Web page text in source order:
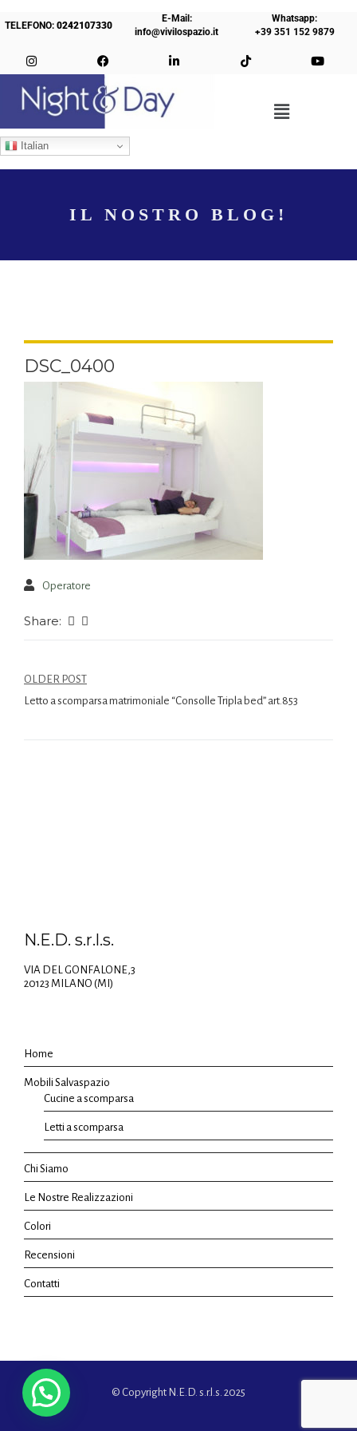
TELEFONO:0242107330
E-Mail:
info@vivilospazio.it
Whatsapp:
+39 351 152 9879
Italian
IL NOSTRO BLOG!
DSC_0400
Operatore
Share:
OLDER POST
Letto a scomparsa matrimoniale “Consolle Tripla bed” art.853
N.E.D. s.r.l.s.
VIA DEL GONFALONE,3
20123 MILANO (MI)
Home
Mobili Salvaspazio
Cucine a scomparsa
Letti a scomparsa
Chi Siamo
Le Nostre Realizzazioni
Colori
Recensioni
Contatti
© Copyright N.E.D. s.r.l.s. 2025